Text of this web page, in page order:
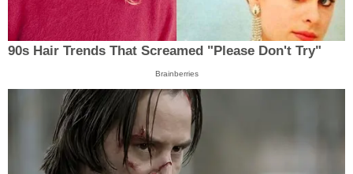
90s Hair Trends That Screamed "Please Don't Try"
Brainberries